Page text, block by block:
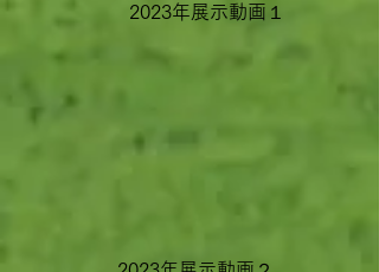
2023年展示動画１